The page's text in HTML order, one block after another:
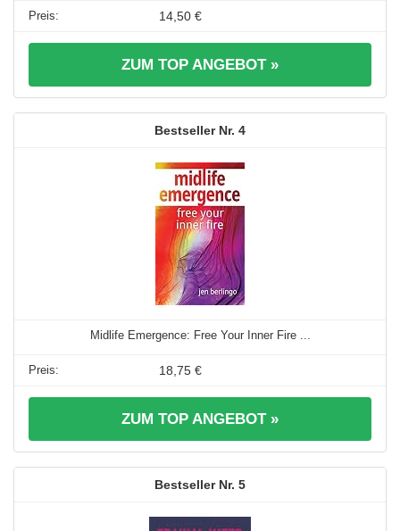
14,50 €
ZUM TOP ANGEBOT »
4
Midlife Emergence: Free Your Inner Fire ...
18,75 €
ZUM TOP ANGEBOT »
5